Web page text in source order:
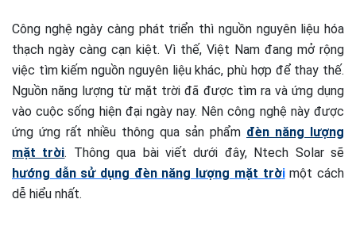
Công nghệ ngày càng phát triển thì nguồn nguyên liệu hóa
thạch ngày càng cạn kiệt. Vì thế, Việt Nam đang mở rộng
việc tìm kiếm nguồn nguyên liệu khác, phù hợp để thay thế.
Nguồn năng lượng từ mặt trời đã được tìm ra và ứng dụng
vào cuộc sống hiện đại ngày nay. Nên công nghệ này được
ứng ứng rất nhiều thông qua sản phẩm đèn năng lượng
mặt trời. Thông qua bài viết dưới đây, Ntech Solar sẽ
hướng dẫn sử dụng đèn năng lượng mặt trờimột cách
dễ hiểu nhất.